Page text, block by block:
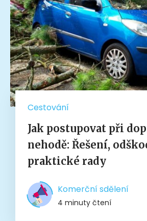
Cestování
Jak postupovat při
nehodě: Řešení,
praktické rady
Komerční sdělení
4 minuty čtení